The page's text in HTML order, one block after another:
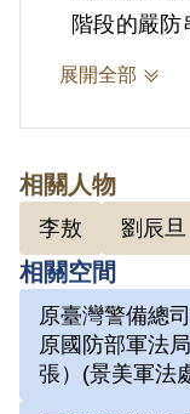
階段的嚴防
所後，家屬
2.劉辰旦
因涉「彭明
炸案」、「
屏東營業所
司令部保
展開全部
相關人物
李敖 劉辰旦
相關空間
原臺灣警備總
原國防部軍法
張）(景美軍法